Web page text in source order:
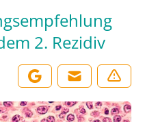
2. Rezidiv